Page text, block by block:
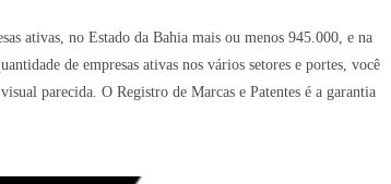
ativas, no Estado da Bahia mais ou menos 945.000, e na
de empresas ativas nos vários setores e portes, você
parecida. O Registro de Marcas e Patentes é a garantia